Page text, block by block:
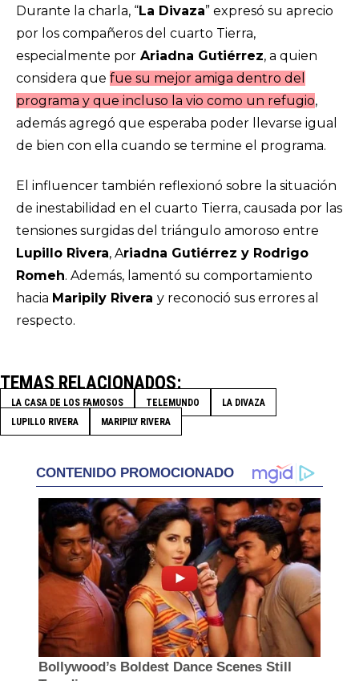
Durante la charla, “La Divaza” expresó su aprecio
por los compañeros del cuarto Tierra,
especialmente por Ariadna Gutiérrez, a quien
considera que fue su mejor amiga dentro del
programa y que incluso la vio como un refugio,
además agregó que esperaba poder llevarse igual
de bien con ella cuando se termine el programa.
El influencer también reflexionó sobre la situación
de inestabilidad en el cuarto Tierra, causada por las
tensiones surgidas del triángulo amoroso entre
Lupillo Rivera, Ariadna Gutiérrez y Rodrigo
Romeh. Además, lamentó su comportamiento
hacia Maripily Rivera y reconoció sus errores al
respecto.
TEMAS RELACIONADOS
LA CASA DE LOS FAMOSOS TELEMUNDO
LA DIVAZA
LUPILLO RIVERA
MARIPILY RIVERA